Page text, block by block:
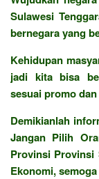
Sulawesi
bernegara yang
Kehidupan
jadi kita bisa
sesuai promo dan
Demikianlah
Jangan Pilih
Provinsi Provinsi
Ekonomi,